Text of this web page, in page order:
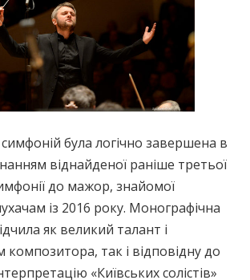
була логічно завершена в
віднайденої раніше третьої
до мажор, знайомої
із 2016 року. Монографічна
як великий талант і
композитора, так і відповідну до
«Київських солістів»